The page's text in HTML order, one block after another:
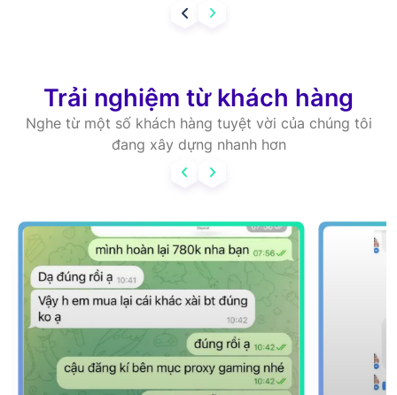
Trải nghiệm từ khách hàng
Nghe từ một số khách hàng tuyệt vời của chúng tôi
đang xây dựng nhanh hơn